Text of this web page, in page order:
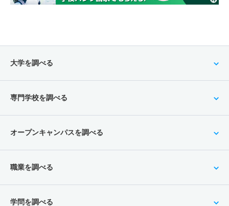
大学を調べる
専門学校を調べる
オープンキャンパスを調べる
職業を調べる
学問を調べる